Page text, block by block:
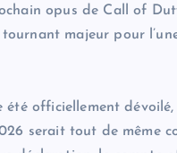
opus de Call of
majeur pour
été officiellement
serait tout de même